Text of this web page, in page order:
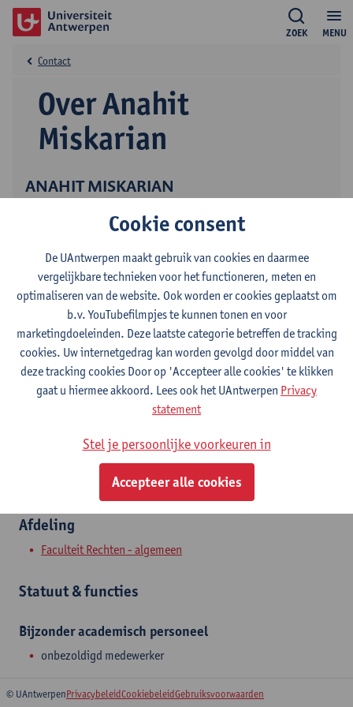
MENU
ZOEK
ANAHIT MISKARIAN
Over Anahit
Miskarian
Contact
Contact
Stadscampus
Toon e-mailadres
2000 Antwerpen, BEL
Afdeling
Faculteit Rechten - algemeen
Statuut & functies
Bijzonder academisch personeel
onbezoldigd medewerker
© UAntwerpenPrivacybeleidCookiebeleidGebruiksvoorwaarden
Cookie consent
De UAntwerpen maakt gebruik van cookies en daarmee
vergelijkbare technieken voor het functioneren, meten en
optimaliseren van de website. Ook worden er cookies geplaatst om
b.v. YouTubefilmpjes te kunnen tonen en voor
marketingdoeleinden. Deze laatste categorie betreffen de tracking
cookies. Uw internetgedrag kan worden gevolgd door middel van
deze tracking cookies Door op 'Accepteer alle cookies' te klikken
gaat u hiermee akkoord. Lees ook het UAntwerpen Privacy
statement
Stel je persoonlijke voorkeuren in
Accepteer alle cookies